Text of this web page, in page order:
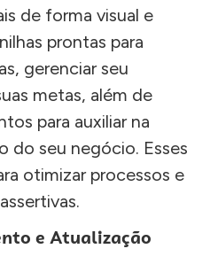
de forma visual e
prontas para
gerenciar seu
metas, além de
para auxiliar na
do seu negócio. Esses
otimizar processos e
e Atualização